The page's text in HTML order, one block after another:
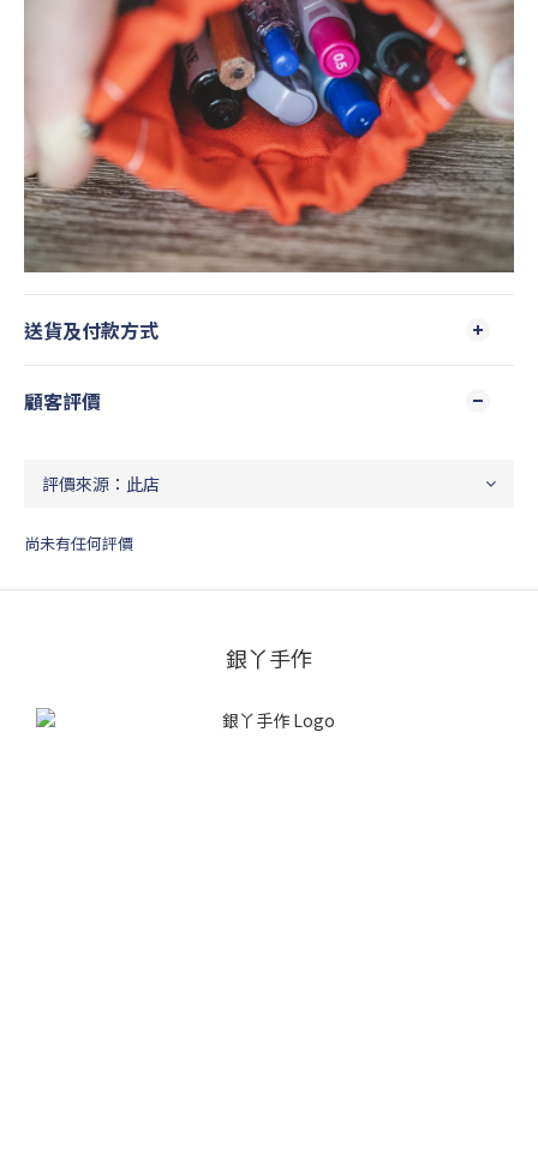
送貨及付款方式
顧客評價
尚未有任何評價
銀丫手作